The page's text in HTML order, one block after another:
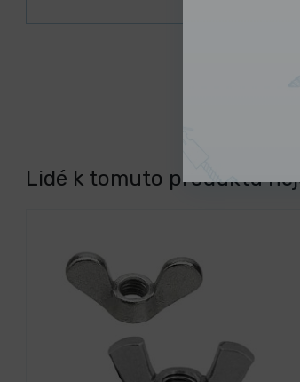
Lidé k tomuto produktu